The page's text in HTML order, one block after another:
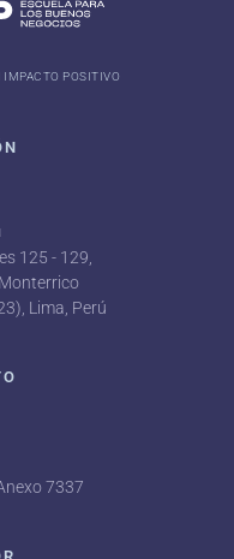
IMPACTO POSITIVO
125 - 129,
Lima, Perú
7337